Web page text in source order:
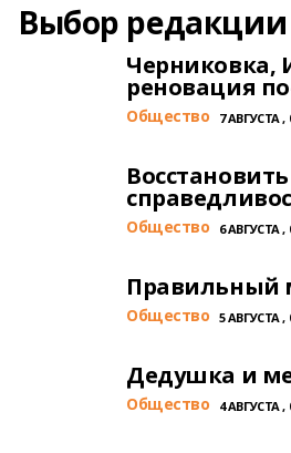
Выбор редакции
Черниковка,
реновация
Общество 7 АВГУСТА ,
Восстановить
Общество 6 АВГУСТА ,
Правильный
Общество 5 АВГУСТА ,
Дедушка и
Общество 4 АВГУСТА ,